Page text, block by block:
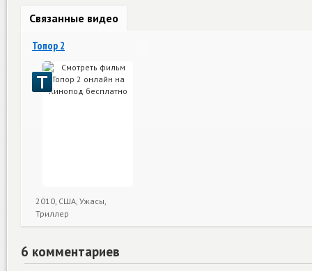
Связанные видео
Топор 2
2010, США, Ужасы,
Триллер
6 комментариев